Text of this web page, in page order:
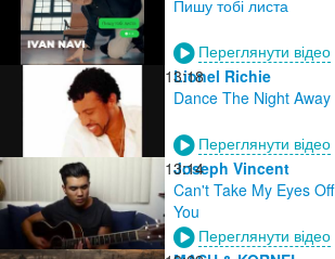
Пишу тобі листа
Переглянути відео
13:18
Lionel Richie
Dance The Night Away
Переглянути відео
13:14
Joseph Vincent
Can't Take My Eyes Off
You
Переглянути відео